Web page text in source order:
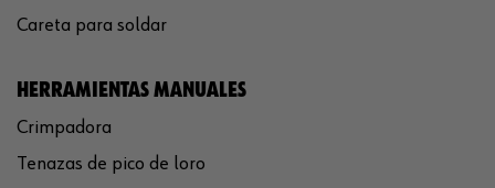
Careta para soldar
HERRAMIENTAS MANUALES
Crimpadora
Tenazas de pico de loro